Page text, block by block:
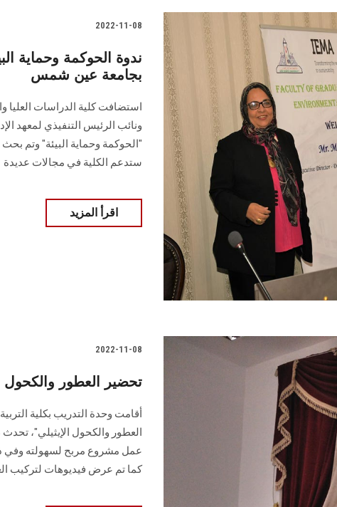
2022-11-08
ندوة الحوكمة وحماية
بجامعة عين شمس
استضافت كلية الدراسات العليا
ونائب الرئيس التنفيذي لمعهد
"الحوكمة وحماية البيئة" وتم
ستدعم الكلية في مجالات عديدة
اقرأ المزيد
2022-11-08
تحضير العطور
أقامت وحدة التدريب بكلية
العطور والكحول الإيثيلي"،
عمل مشروع مربح لسهولته وفي
كما تم عرض فيديوهات لتركيب